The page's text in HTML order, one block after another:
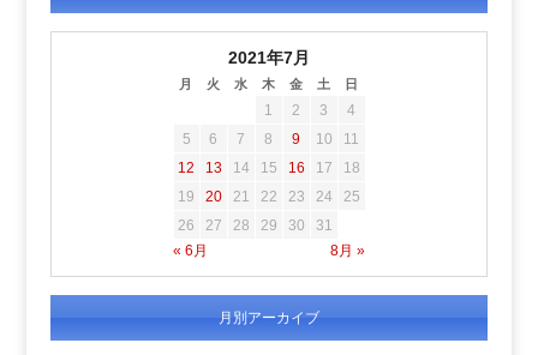
2021年7月
月 火 水 木 金 土 日
« 6月 8月 »
1 2 3
4
5
6 7 8 9 10
11
12
13 14 15 16 17
18
19
20 21 22 23 24
25
26
27 28 29 30 31
月別アーカイブ